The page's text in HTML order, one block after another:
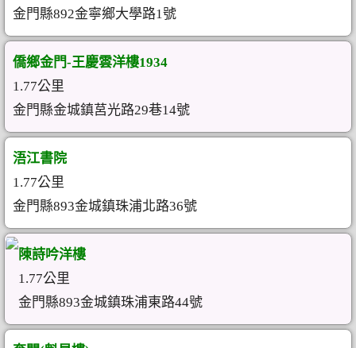
金門縣892金寧鄉大學路1號
僑鄉金門-王慶雲洋樓1934
1.77公里
金門縣金城鎮莒光路29巷14號
浯江書院
1.77公里
金門縣893金城鎮珠浦北路36號
陳詩吟洋樓
1.77公里
金門縣893金城鎮珠浦東路44號